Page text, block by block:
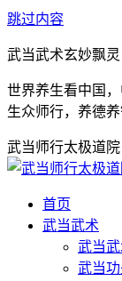
跳过内容
武当武术玄妙飘
世界养生看中国
生众师行，养德养
武当师行太极道院
首页
武当武术
武当
武当